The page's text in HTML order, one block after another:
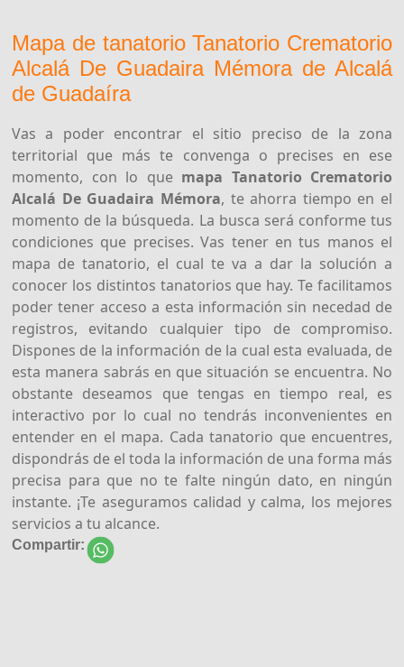
Mapa de tanatorio Tanatorio Crematorio
Alcalá De Guadaira Mémora de Alcalá
de Guadaíra
Vas a poder encontrar el sitio preciso de la zona
territorial que más te convenga o precises en ese
momento, con lo que mapa Tanatorio Crematorio
Alcalá De Guadaira Mémora, te ahorra tiempo en el
momento de la búsqueda. La busca será conforme tus
condiciones que precises. Vas tener en tus manos el
mapa de tanatorio, el cual te va a dar la solución a
conocer los distintos tanatorios que hay. Te facilitamos
poder tener acceso a esta información sin necedad de
registros, evitando cualquier tipo de compromiso.
Dispones de la información de la cual esta evaluada, de
esta manera sabrás en que situación se encuentra. No
obstante deseamos que tengas en tiempo real, es
interactivo por lo cual no tendrás inconvenientes en
entender en el mapa. Cada tanatorio que encuentres,
dispondrás de el toda la información de una forma más
precisa para que no te falte ningún dato, en ningún
instante. ¡Te aseguramos calidad y calma, los mejores
servicios a tu alcance.
Compartir: